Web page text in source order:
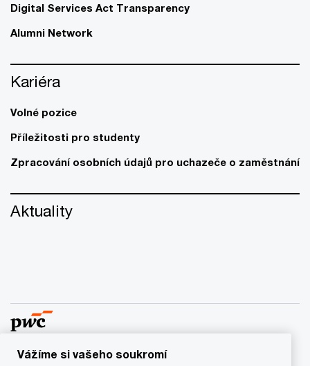
Digital Services Act Transparency
Alumni Network
Kariéra
Volné pozice
Příležitosti pro studenty
Zpracování osobních údajů pro uchazeče o zaměstnání
Aktuality
Vážíme si vašeho soukromí